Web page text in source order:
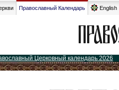
Православный Календарь English
Церковный календарь 2026